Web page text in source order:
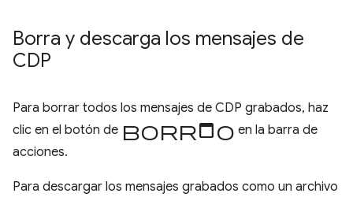
Borra y descarga los mensajes de
CDP
Para borrar todos los mensajes de CDP grabados, haz
clic en el botón de borrado en la barra de
acciones.
Para descargar los mensajes grabados como un archivo